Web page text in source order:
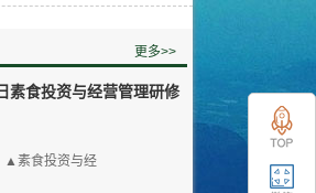
更多>>
素食投资与经营管理研修
▲素食投资与经